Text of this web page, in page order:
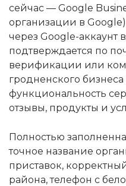
сейчас — Google
организации в
через Google-аккаунт
подтверждается по
верификации или
гродненского
функциональность
отзывы, продукты и
Полностью
точное название
приставок,
района, телефон с